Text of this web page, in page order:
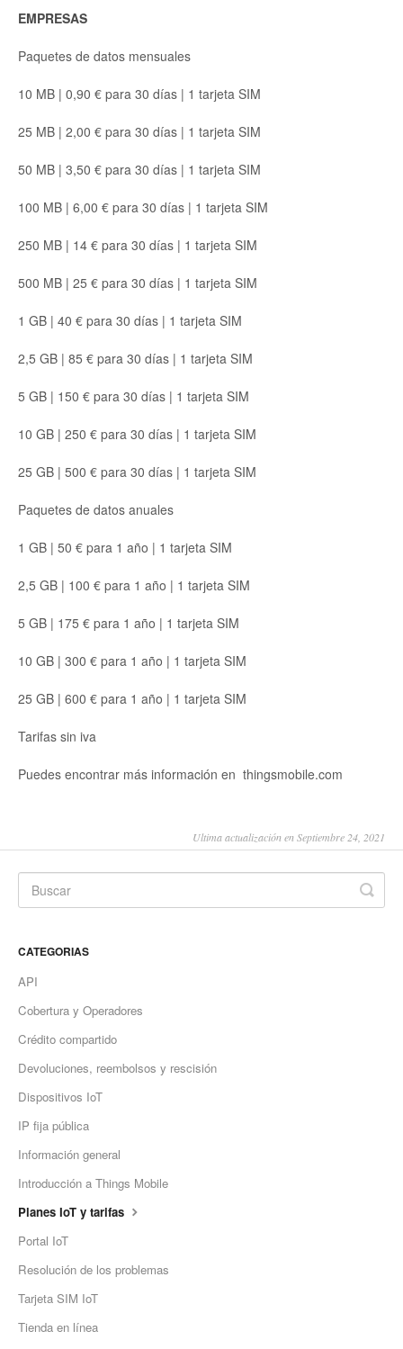
EMPRESAS
Paquetes de datos mensuales
10 MB | 0,90 € para 30 días | 1 tarjeta SIM
25 MB | 2,00 € para 30 días | 1 tarjeta SIM
50 MB | 3,50 € para 30 días | 1 tarjeta SIM
100 MB | 6,00 € para 30 días | 1 tarjeta SIM
250 MB | 14 € para 30 días | 1 tarjeta SIM
500 MB | 25 € para 30 días | 1 tarjeta SIM
1 GB | 40 € para 30 días | 1 tarjeta SIM
2,5 GB | 85 € para 30 días | 1 tarjeta SIM
5 GB | 150 € para 30 días | 1 tarjeta SIM
10 GB | 250 € para 30 días | 1 tarjeta SIM
25 GB | 500 € para 30 días | 1 tarjeta SIM
Paquetes de datos anuales
1 GB | 50 € para 1 año | 1 tarjeta SIM
2,5 GB | 100 € para 1 año | 1 tarjeta SIM
5 GB | 175 € para 1 año | 1 tarjeta SIM
10 GB | 300 € para 1 año | 1 tarjeta SIM
25 GB | 600 € para 1 año | 1 tarjeta SIM
Tarifas sin iva
Puedes encontrar más información en thingsmobile.com
Ultima actualización en Septiembre 24, 2021
CATEGORIAS
API
Cobertura y Operadores
Crédito compartido
Devoluciones, reembolsos y rescisión
Dispositivos IoT
IP fija pública
Información general
Introducción a Things Mobile
Planes IoT y tarifas
Portal IoT
Resolución de los problemas
Tarjeta SIM IoT
Tienda en línea